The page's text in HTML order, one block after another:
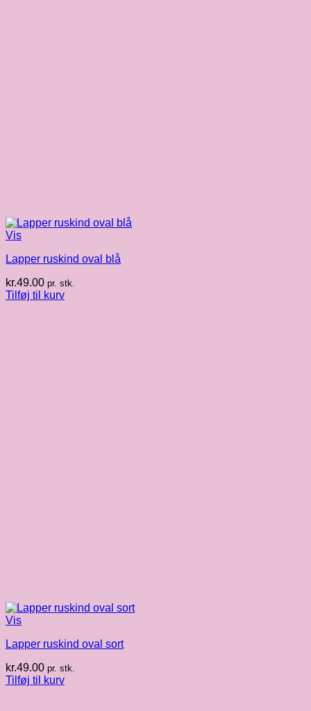
Vis
Lapper ruskind oval blå
kr.49.00 pr. stk.
Tilføj til kurv
Vis
Lapper ruskind oval sort
kr.49.00 pr. stk.
Tilføj til kurv